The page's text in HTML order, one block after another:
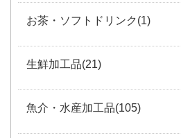
お茶・ソフトドリンク(1)
生鮮加工品(21)
魚介・水産加工品(105)